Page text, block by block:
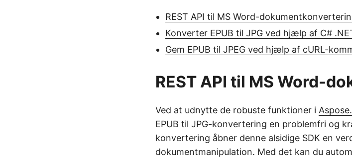
REST API til MS Word-
Konverter EPUB til JPG ved hjælp af C#
Gem EPUB til JPEG ved hjælp af cURL-
REST API til MS Word-
Ved at udnytte de robuste funktioner i
EPUB til JPG-konvertering en problemfri og
konvertering åbner denne alsidige SDK en
dokumentmanipulation. Med det kan du